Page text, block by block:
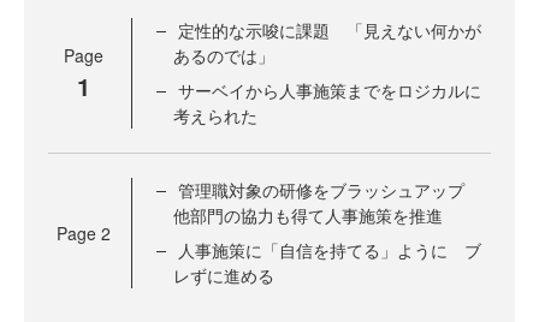
Page
1
定性的な示唆に課題 「見えない何かが
あるのでは」
サーベイから人事施策までをロジカルに
考えられた
Page 2
管理職対象の研修をブラッシュアップ
他部門の協力も得て人事施策を推進
人事施策に「自信を持てる」ように ブ
レずに進める